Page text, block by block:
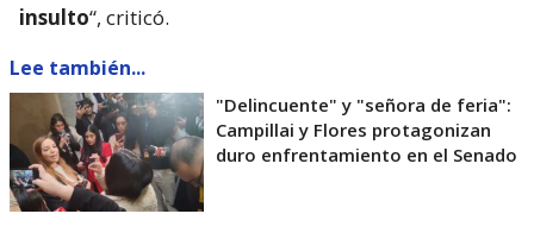
insulto“, criticó.
Lee también...
"Delincuente" y "señora de feria":
Campillai y Flores protagonizan
duro enfrentamiento en el Senado